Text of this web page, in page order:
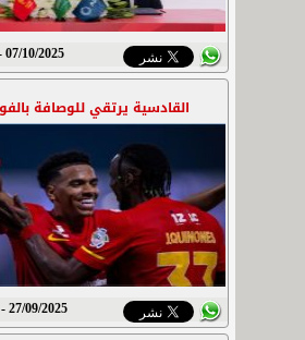
07/10/2025 - 7:52 م
القادسية يرتقي للوصافة
27/09/2025 - 11:45 م